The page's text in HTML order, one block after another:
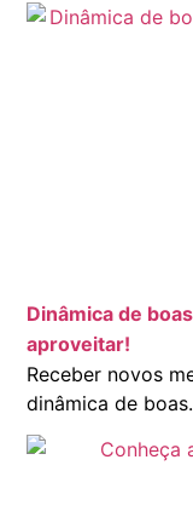
Dinâmica de
aproveitar!
Receber novos
dinâmica de